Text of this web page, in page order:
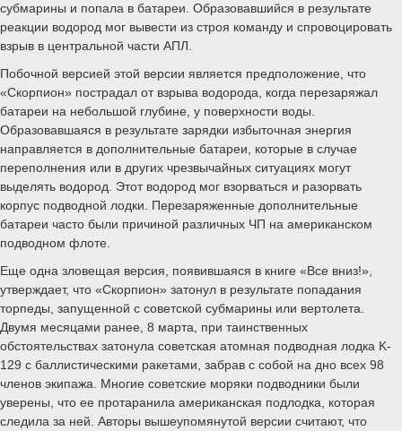
субмарины и попала в батареи. Образовавшийся в результате
реакции водород мог вывести из строя команду и спровоцировать
взрыв в центральной части АПЛ.
Побочной версией этой версии является предположение, что
«Скорпион» пострадал от взрыва водорода, когда перезаряжал
батареи на небольшой глубине, у поверхности воды.
Образовавшаяся в результате зарядки избыточная энергия
направляется в дополнительные батареи, которые в случае
переполнения или в других чрезвычайных ситуациях могут
выделять водород. Этот водород мог взорваться и разорвать
корпус подводной лодки. Перезаряженные дополнительные
батареи часто были причиной различных ЧП на американском
подводном флоте.
Еще одна зловещая версия, появившаяся в книге «Все вниз!»,
утверждает, что «Скорпион» затонул в результате попадания
торпеды, запущенной с советской субмарины или вертолета.
Двумя месяцами ранее, 8 марта, при таинственных
обстоятельствах затонула советская атомная подводная лодка K-
129 с баллистическими ракетами, забрав с собой на дно всех 98
членов экипажа. Многие советские моряки подводники были
уверены, что ее протаранила американская подлодка, которая
следила за ней. Авторы вышеупомянутой версии считают, что